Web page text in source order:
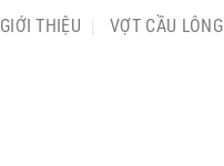
GIỚI THIỆU VỢT CẦU LÔNG